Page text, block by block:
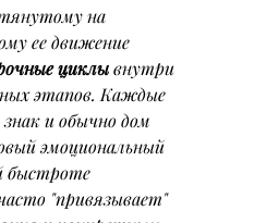
на
ее движение
циклы внутри
этапов. Каждые
и обычно дом
эмоциональный
быстроте
"привязывает"